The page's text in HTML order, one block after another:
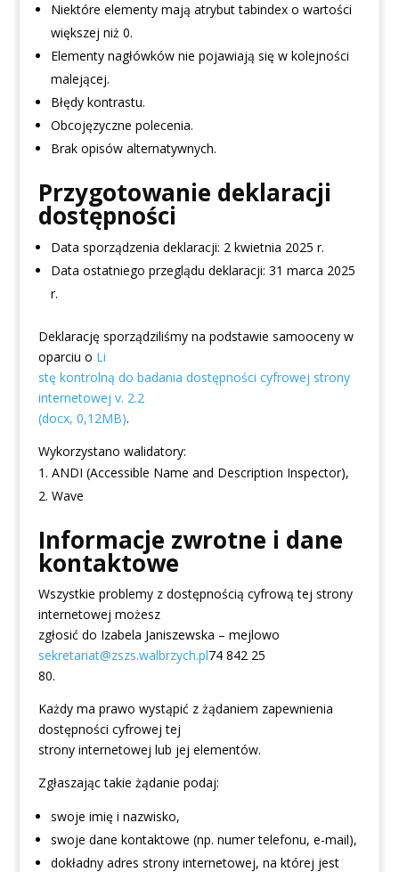
Niektóre elementy mają atrybut tabindex o wartości
większej niż 0.
Elementy nagłówków nie pojawiają się w kolejności
malejącej.
Błędy kontrastu.
Obcojęzyczne polecenia.
Brak opisów alternatywnych.
Przygotowanie deklaracji
dostępności
Data sporządzenia deklaracji: 2 kwietnia 2025 r.
Data ostatniego przeglądu deklaracji: 31 marca 2025
r.
Deklarację sporządziliśmy na podstawie samooceny w
oparciu o Li
stę kontrolną do badania dostępności cyfrowej strony
internetowej v. 2.2
(docx, 0,12MB).
Wykorzystano walidatory:
ANDI (Accessible Name and Description Inspector),
Wave
Informacje zwrotne i dane
kontaktowe
Wszystkie problemy z dostępnością cyfrową tej strony
internetowej możesz
zgłosić do Izabela Janiszewska – mejlowo
sekretariat@zszs.walbrzych.pl74 842 25
80.
Każdy ma prawo wystąpić z żądaniem zapewnienia
dostępności cyfrowej tej
strony internetowej lub jej elementów.
Zgłaszając takie żądanie podaj:
swoje imię i nazwisko,
swoje dane kontaktowe (np. numer telefonu, e-mail),
dokładny adres strony internetowej, na której jest